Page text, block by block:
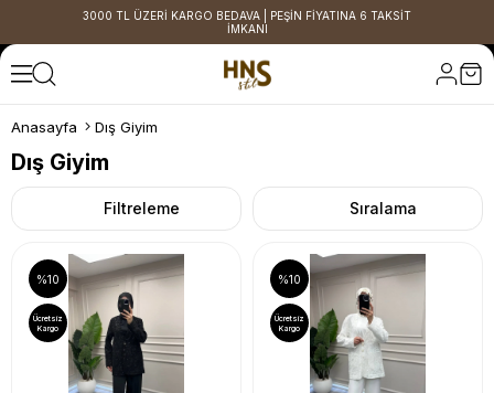
3000 TL ÜZERİ KARGO BEDAVA | PEŞİN FİYATINA 6 TAKSİT
İMKANI
Anasayfa Dış Giyim
Dış Giyim
Filtreleme Sıralama
%10
Ücretsiz
Kargo
%10
Ücretsiz
Kargo